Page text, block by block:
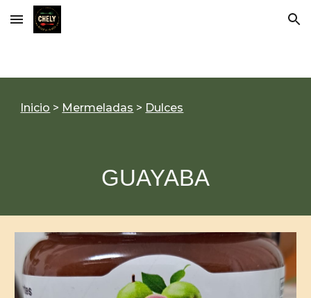
Skip to main content Skip to navigation
Inicio > Mermeladas > Dulces
GUAYABA